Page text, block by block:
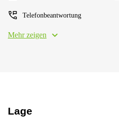
Telefonbeantwortung
Mehr zeigen
Lage